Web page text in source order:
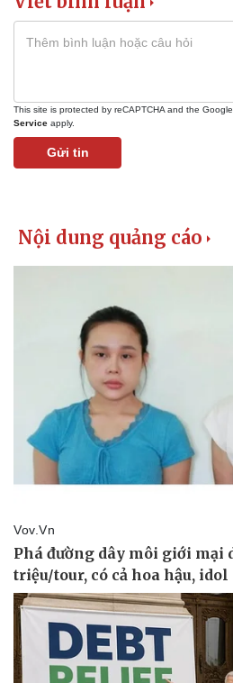
This site is protected by reCAPTCHA and the Google
Service apply.
Gửi tin